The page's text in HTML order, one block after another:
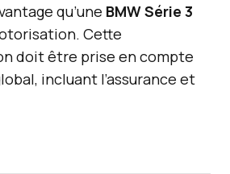
qu’une BMW Série 3
Cette
doit être prise en compte
incluant l’assurance et